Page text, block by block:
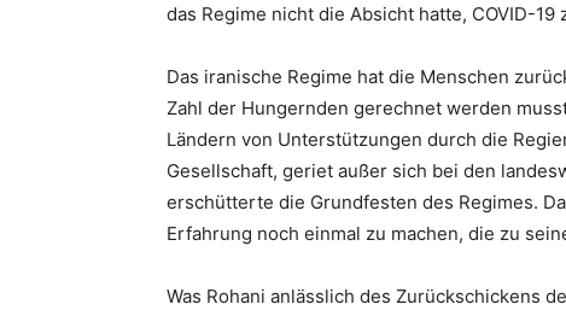
das Regime nicht die Absicht hatte, COVID-19
Das iranische Regime hat die Menschen
Zahl der Hungernden gerechnet werden
Ländern von Unterstützungen durch die
Gesellschaft, geriet außer sich bei den
erschütterte die Grundfesten des Regimes.
Erfahrung noch einmal zu machen, die zu
Was Rohani anlässlich des Zurückschickens